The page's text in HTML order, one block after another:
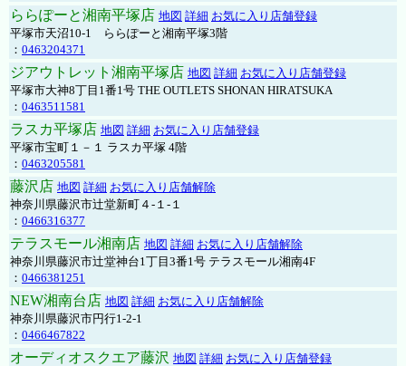
ららぽーと湘南平塚店 地図 詳細 お気に入り店舗登録
平塚市天沼10-1 ららぽーと湘南平塚3階
： 0463204371
ジアウトレット湘南平塚店 地図 詳細 お気に入り店舗登録
平塚市大神8丁目1番1号 THE OUTLETS SHONAN HIRATSUKA
： 0463511581
ラスカ平塚店 地図 詳細 お気に入り店舗登録
平塚市宝町１－１ ラスカ平塚 4階
： 0463205581
藤沢店 地図 詳細 お気に入り店舗解除
神奈川県藤沢市辻堂新町４-１-１
： 0466316377
テラスモール湘南店 地図 詳細 お気に入り店舗解除
神奈川県藤沢市辻堂神台1丁目3番1号 テラスモール湘南4F
： 0466381251
NEW湘南台店 地図 詳細 お気に入り店舗解除
神奈川県藤沢市円行1-2-1
： 0466467822
オーディオスクエア藤沢 地図 詳細 お気に入り店舗登録